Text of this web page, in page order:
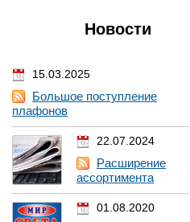
Новости
15.03.2025
Большое поступление
плафонов
22.07.2024
Расширение
ассортимента
01.08.2020